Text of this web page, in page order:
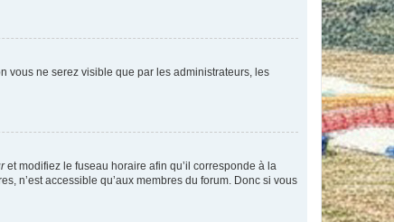
vous ne serez visible que par les administrateurs, les
et modifiez le fuseau horaire afin qu’il corresponde à la
n’est accessible qu’aux membres du forum. Donc si vous